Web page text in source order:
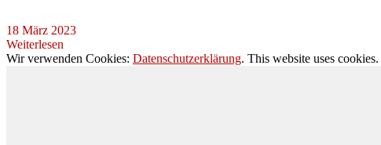
18 März 2023
Weiterlesen
Wir verwenden Cookies: Datenschutzerklärung. This website uses cookies.